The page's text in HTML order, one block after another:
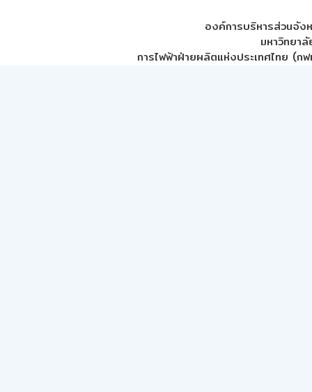
องค์การบริหารส่วนจัง
มหาวิทยา
การไฟฟ้าฝ่ายผลิตแห่งประเทศไทย (กฟ